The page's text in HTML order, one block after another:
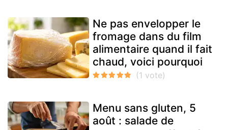
Ne pas envelopper le
fromage dans du film
alimentaire quand il fait
chaud, voici pourquoi
Menu sans gluten, 5
août : salade de